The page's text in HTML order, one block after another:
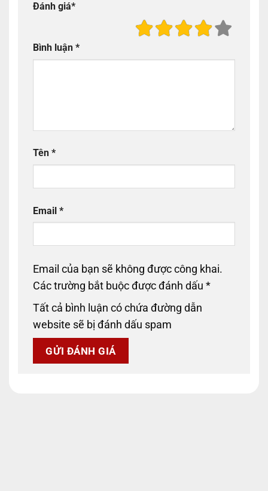
Đánh giá*
Bình luận *
Tên *
Email *
Email của bạn sẽ không được công khai.
Các trường bắt buộc được đánh dấu *
Tất cả bình luận có chứa đường dẫn
website sẽ bị đánh dấu spam